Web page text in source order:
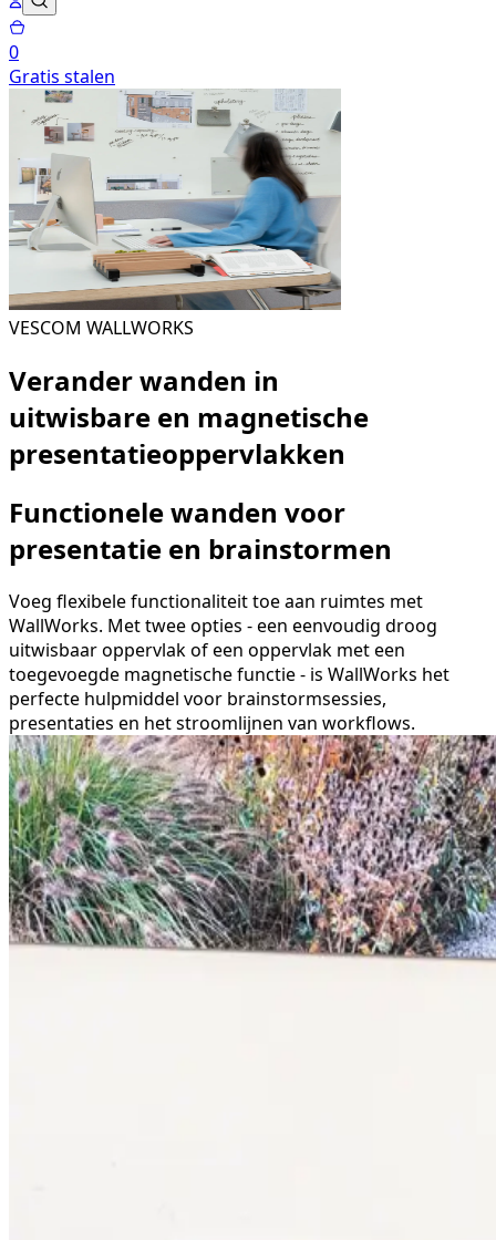
0
Gratis stalen
VESCOM WALLWORKS
Verander wanden in
uitwisbare en magnetische
presentatie­oppervlakken
Functionele wanden voor
presentatie en brainstormen
Voeg flexibele functionaliteit toe aan ruimtes met
WallWorks. Met twee opties - een eenvoudig droog
uitwisbaar oppervlak of een oppervlak met een
toegevoegde magnetische functie - is WallWorks het
perfecte hulpmiddel voor brainstormsessies,
presentaties en het stroomlijnen van workflows.